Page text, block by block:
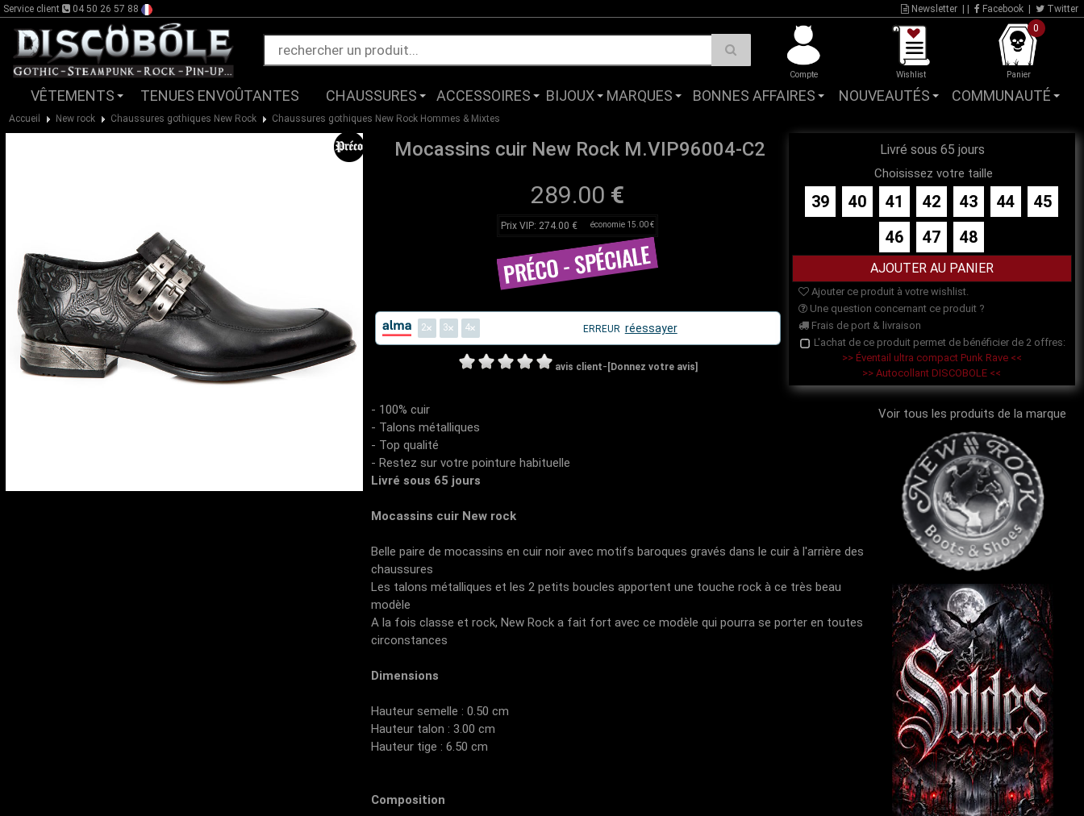
Service client 04 50 26 57 88 Newsletter Facebook Twitter
Compte Wishlist
0
Panier
VÊTEMENTS TENUES ENVOÛTANTES CHAUSSURES ACCESSOIRES BIJOUX MARQUES BONNES AFFAIRES NOUVEAUTÉS COMMUNAUTÉ
Accueil New rock Chaussures gothiques New Rock Chaussures gothiques New Rock Hommes & Mixtes
Mocassins cuir New Rock M.VIP96004-C2
289.00 €
Prix VIP: 274.00 € économie 15.00 €
2 3 4 ERREUR réessayer
avis client- [Donnez votre avis]
Livré sous 65 jours
Choisissez votre taille
39 40 41 42 43 44
45
46
47 48
Ajouter ce produit à votre wishlist.
Une question concernant ce produit ?
Frais de port & livraison
L'achat de ce produit permet de bénéficier de 2 offres:
>> Éventail ultra compact Punk Rave <<
>> Autocollant DISCOBOLE <<
Voir tous les produits de la marque
- 100% cuir
- Talons métalliques
- Top qualité
- Restez sur votre pointure habituelle
Livré sous 65 jours
Mocassins cuir New rock
Belle paire de mocassins en cuir noir avec motifs baroques gravés dans le cuir à l'arrière des
chaussures
Les talons métalliques et les 2 petits boucles apportent une touche rock à ce très beau
modèle
A la fois classe et rock, New Rock a fait fort avec ce modèle qui pourra se porter en toutes
circonstances
Dimensions
Hauteur semelle : 0.50 cm
Hauteur talon : 3.00 cm
Hauteur tige : 6.50 cm
Composition